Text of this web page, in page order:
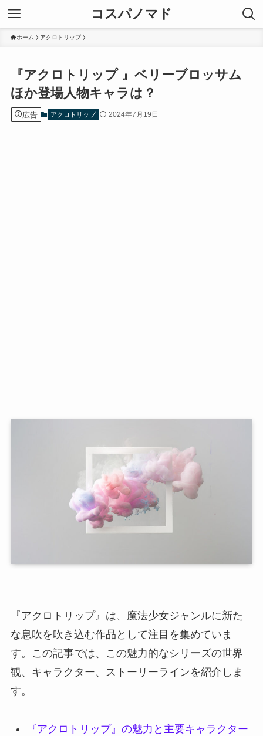
コスパノマド
ホーム アクロトリップ
『アクロトリップ 』ベリーブロッサム
ほか登場人物キャラは？
広告 アクロトリップ 2024年7月19日
『アクロトリップ』は、魔法少女ジャンルに新た
な息吹を吹き込む作品として注目を集めていま
す。この記事では、この魅力的なシリーズの世界
観、キャラクター、ストーリーラインを紹介しま
す。
『アクロトリップ』の魅力と主要キャラクター